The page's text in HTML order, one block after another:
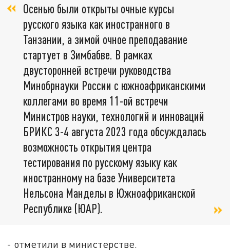
Осенью были открыты очные курсы
русского языка как иностранного в
Танзании, а зимой очное преподавание
стартует в Зимбабве. В рамках
двусторонней встречи руководства
Минобрнауки России с южноафриканскими
коллегами во время 11-ой встречи
Министров науки, технологий и инноваций
БРИКС 3-4 августа 2023 года обсуждалась
возможность открытия центра
тестирования по русскому языку как
иностранному на базе Университета
Нельсона Манделы в Южноафриканской
Республике (ЮАР).
- отметили в министерстве.